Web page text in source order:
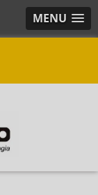
MENU